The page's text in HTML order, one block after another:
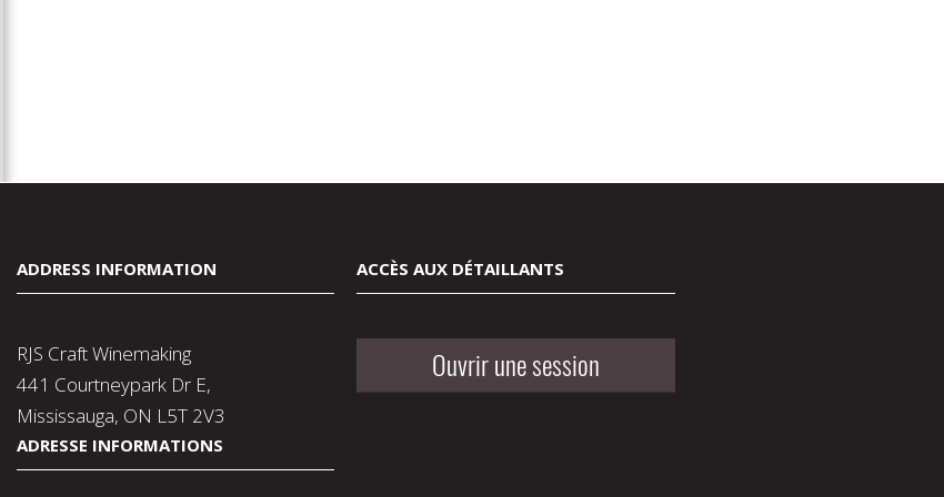
ADDRESS INFORMATION
RJS Craft Winemaking
441 Courtneypark Dr E,
Mississauga, ON L5T 2V3
ADRESSE INFORMATIONS
ACCÈS AUX DÉTAILLANTS
Ouvrir une session